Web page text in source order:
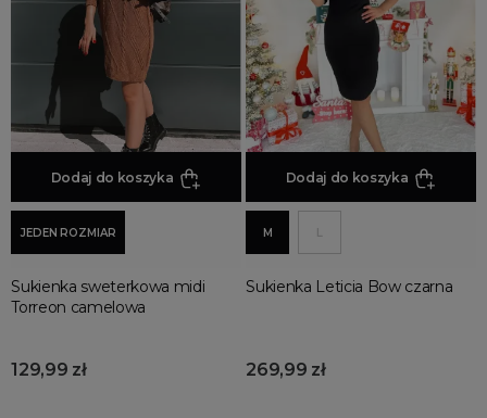
Dodaj do koszyka
JEDEN ROZMIAR
Sukienka sweterkowa midi
Torreon camelowa
129,99 zł
Dodaj do koszyka
M L
Sukienka Leticia Bow czarna
269,99 zł